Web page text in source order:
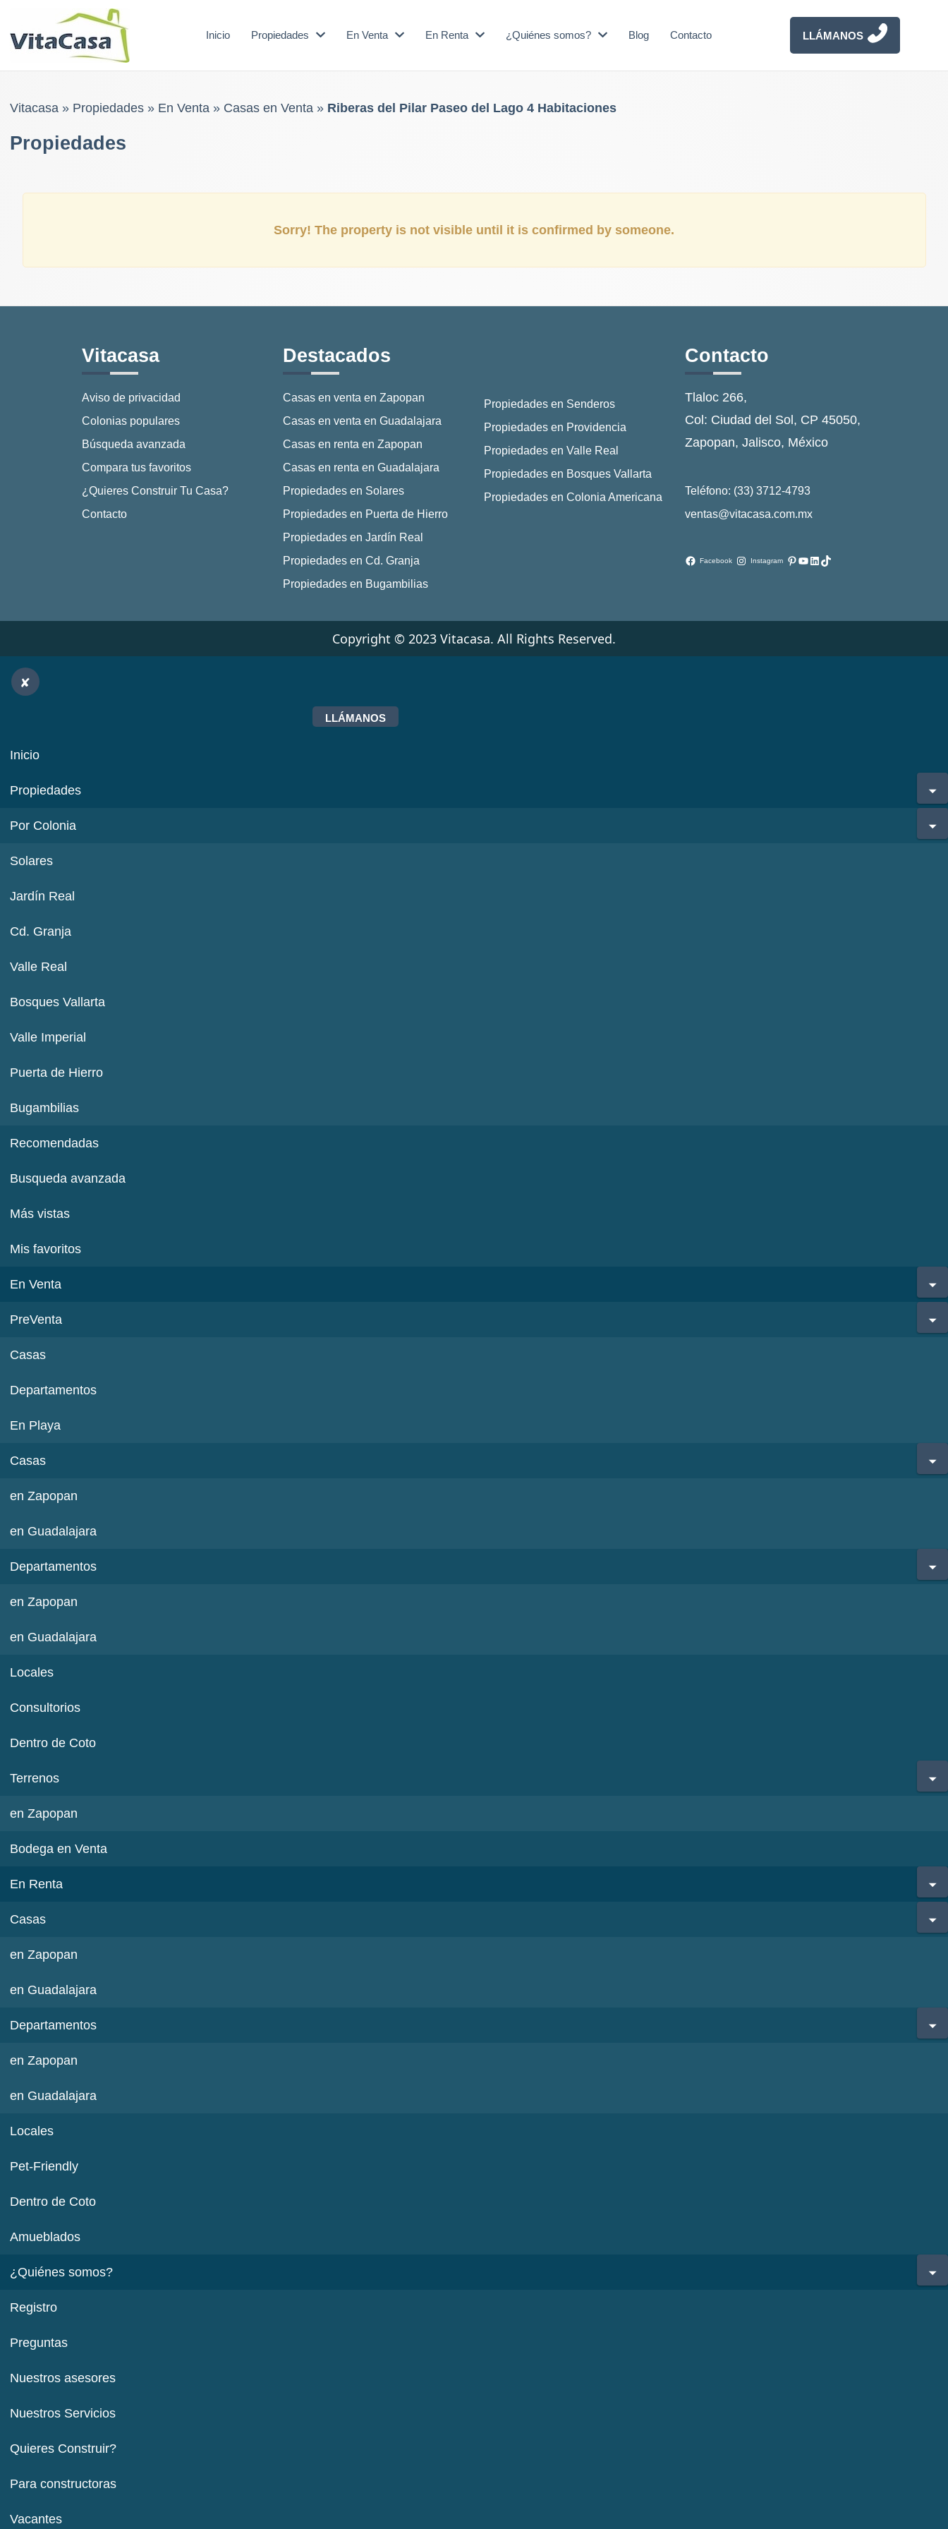
Inicio Propiedades En Venta En Renta ¿Quiénes somos? Blog Contacto LLÁMANOS
Vitacasa» Propiedades» En Venta» Casas en Venta» Riberas del Pilar Paseo del Lago 4 Habitaciones
Propiedades
Sorry! The property is not visible until it is confirmed by someone.
Vitacasa
Aviso de privacidad
Colonias populares
Búsqueda avanzada
Compara tus favoritos
¿Quieres Construir Tu Casa?
Contacto
Destacados
Casas en venta en Zapopan
Casas en venta en Guadalajara
Casas en renta en Zapopan
Casas en renta en Guadalajara
Propiedades en Solares
Propiedades en Puerta de Hierro
Propiedades en Jardín Real
Propiedades en Cd. Granja
Propiedades en Bugambilias
Propiedades en Senderos
Propiedades en Providencia
Propiedades en Valle Real
Propiedades en Bosques Vallarta
Propiedades en Colonia Americana
Contacto
Tlaloc 266,
Col: Ciudad del Sol, CP 45050,
Zapopan, Jalisco, México
Teléfono: (33) 3712-4793
ventas@vitacasa.com.mx
Facebook Instagram Pinterest
YouTube
LinkedIn
TikTok
Copyright © 2023 Vitacasa. All Rights Reserved.
LLÁMANOS
Inicio
Propiedades
Por Colonia
Solares
Jardín Real
Cd. Granja
Valle Real
Bosques Vallarta
Valle Imperial
Puerta de Hierro
Bugambilias
Recomendadas
Busqueda avanzada
Más vistas
Mis favoritos
En Venta
PreVenta
Casas
Departamentos
En Playa
Casas
en Zapopan
en Guadalajara
Departamentos
en Zapopan
en Guadalajara
Locales
Consultorios
Dentro de Coto
Terrenos
en Zapopan
Bodega en Venta
En Renta
Casas
en Zapopan
en Guadalajara
Departamentos
en Zapopan
en Guadalajara
Locales
Pet-Friendly
Dentro de Coto
Amueblados
¿Quiénes somos?
Registro
Preguntas
Nuestros asesores
Nuestros Servicios
Quieres Construir?
Para constructoras
Vacantes